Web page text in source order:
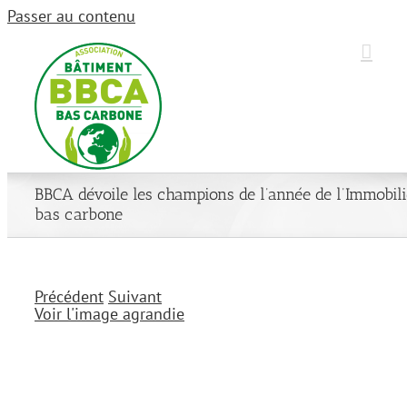
Passer au contenu
BBCA dévoile les champions de l’année de
bas carbone
Précédent Suivant
Voir l'image agrandie